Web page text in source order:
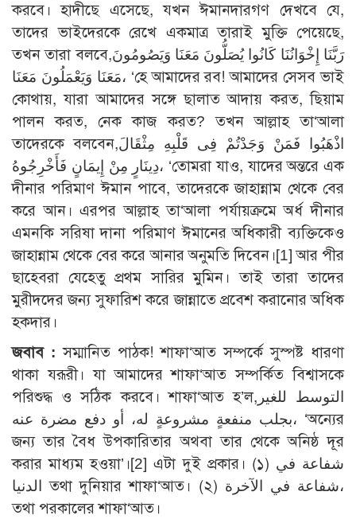
করবে। হাদীছে এসেছে, যখন ঈমানদারগণ দেখবে যে,
তাদের ভাইদেরকে রেখে একমাত্র তারাই মুক্তি পেয়েছে,
তখন তারা বলবে,رَبَّنَا إِخْوَانُنَا كَانُوا يُصَلُّونَ مَعَنَا وَيَصُومُونَ
مَعَنَا وَيَعْمَلُونَ مَعَنَا، ‘হে আমাদের রব! আমাদের সেসব ভাই
কোথায়, যারা আমাদের সঙ্গে ছালাত আদায় করত, ছিয়াম
পালন করত, নেক কাজ করত? তখন আল্লাহ তা‘আলা
তাদেরকে বলবেন,اذْهَبُوا فَمَنْ وَجَدْتُمْ فِى قَلْبِهِ مِثْقَالَ
دِينَارٍ مِنْ إِيمَانٍ فَأَخْرِجُوهُ، ‘তোমরা যাও, যাদের অন্তরে এক
দীনার পরিমাণ ঈমান পাবে, তাদেরকে জাহান্নাম থেকে বের
করে আন। এরপর আল্লাহ তা‘আলা পর্যায়ক্রমে অর্ধ দীনার
এমনকি সরিষা দানা পরিমাণ ঈমানের অধিকারী ব্যক্তিকেও
জাহান্নাম থেকে বের করে আনার অনুমতি দিবেন।[1]আর পীর
ছাহেবরা যেহেতু প্রথম সারির মুমিন। তাই তারা তাদের
মুরীদদের জন্য সুফারিশ করে জান্নাতে প্রবেশ করানোর অধিক
হকদার।
জবাব : সম্মানিত পাঠক! শাফা‘আত সম্পর্কে সুস্পষ্ট ধারণা
থাকা যরূরী। যা আমাদের শাফা‘আত সম্পর্কিত বিশ্বাসকে
পরিশুদ্ধ ও সঠিক করবে। শাফা‘আত হ’ল,التوسط للغير
بجلب منفعةٍ مشروعةٍ له، أو دفع مضرة عنه، ‘অন্যের
জন্য তার বৈধ উপকারিতার অথবা তার থেকে অনিষ্ঠ দূর
করার মাধ্যম হওয়া’।[2] এটা দুই প্রকার। (১) شفاعة في
الدنيا তথা দুনিয়ার শাফা‘আত। (২) شفاعة في الآخرة،
তথা পরকালের শাফা‘আত।